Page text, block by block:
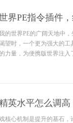
界PE指令插件
的世界PE的广阔天地中
望时，一个更为强大的
力量，为便携版世界注
英水平怎么调
核心机制是提升的基石